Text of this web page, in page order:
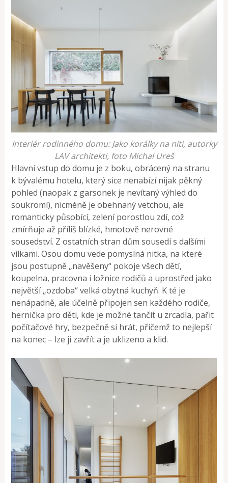
Interiér rodinného domu: Jako korálky na niti, autorky
LAV architekti, foto Michal Ureš
Hlavní vstup do domu je z boku, obrácený na stranu
k bývalému hotelu, který sice nenabízí nijak pěkný
pohled (naopak z garsonek je nevítaný výhled do
soukromí), nicméně je obehnaný vetchou, ale
romanticky působící, zelení porostlou zdí, což
zmírňuje až příliš blízké, hmotově nerovné
sousedství. Z ostatních stran dům sousedí s dalšími
vilkami. Osou domu vede pomyslná nitka, na které
jsou postupně „navěšeny“ pokoje všech dětí,
koupelna, pracovna i ložnice rodičů a uprostřed jako
největší „ozdoba“ velká obytná kuchyň. K té je
nenápadně, ale účelně připojen sen každého rodiče,
hernička pro děti, kde je možné tančit u zrcadla, pařit
počítačové hry, bezpečně si hrát, přičemž to nejlepší
na konec – lze ji zavřít a je uklizeno a klid.